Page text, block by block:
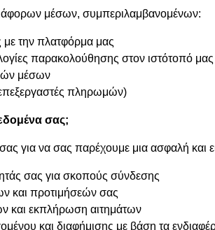
μέσων, συμπεριλαμβανομένων:
με την πλατφόρμα μας
παρακολούθησης στον ιστότοπό μας
μέσων
πληρωμών)
σας;
για να σας παρέχουμε μια ασφαλή και
σας για σκοπούς σύνδεσης
και προτιμήσεών σας
και εκπλήρωση αιτημάτων
και διαφήμισης με βάση τα